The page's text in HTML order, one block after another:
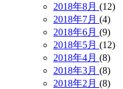
2018年8月 (12)
2018年7月 (4)
2018年6月 (9)
2018年5月 (12)
2018年4月 (8)
2018年3月 (8)
2018年2月 (8)